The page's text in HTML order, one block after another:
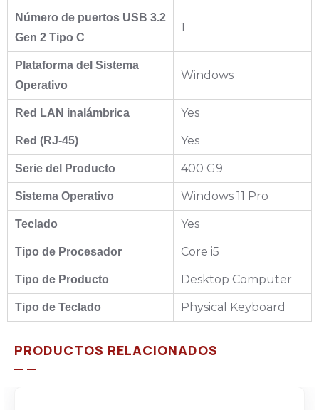
Número de puertos USB 3.2
Gen 2 Tipo C
1
Plataforma del Sistema
Operativo
Windows
Red LAN inalámbrica Yes
Red (RJ-45) Yes
Serie del Producto 400 G9
Sistema Operativo Windows 11 Pro
Teclado Yes
Tipo de Procesador Core i5
Tipo de Producto Desktop Computer
Tipo de Teclado Physical Keyboard
PRODUCTOS RELACIONADOS